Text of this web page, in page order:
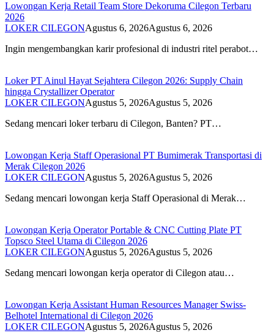
Lowongan Kerja Retail Team Store Dekoruma Cilegon Terbaru
2026
LOKER CILEGONAgustus 6, 2026Agustus 6, 2026
Ingin mengembangkan karir profesional di industri ritel perabot…
Loker PT Ainul Hayat Sejahtera Cilegon 2026: Supply Chain
hingga Crystallizer Operator
LOKER CILEGONAgustus 5, 2026Agustus 5, 2026
Sedang mencari loker terbaru di Cilegon, Banten? PT…
Lowongan Kerja Staff Operasional PT Bumimerak Transportasi di
Merak Cilegon 2026
LOKER CILEGONAgustus 5, 2026Agustus 5, 2026
Sedang mencari lowongan kerja Staff Operasional di Merak…
Lowongan Kerja Operator Portable & CNC Cutting Plate PT
Topsco Steel Utama di Cilegon 2026
LOKER CILEGONAgustus 5, 2026Agustus 5, 2026
Sedang mencari lowongan kerja operator di Cilegon atau…
Lowongan Kerja Assistant Human Resources Manager Swiss-
Belhotel International di Cilegon 2026
LOKER CILEGONAgustus 5, 2026Agustus 5, 2026